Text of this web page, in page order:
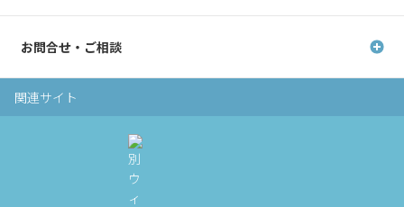
お問合せ・ご相談
関連サイト